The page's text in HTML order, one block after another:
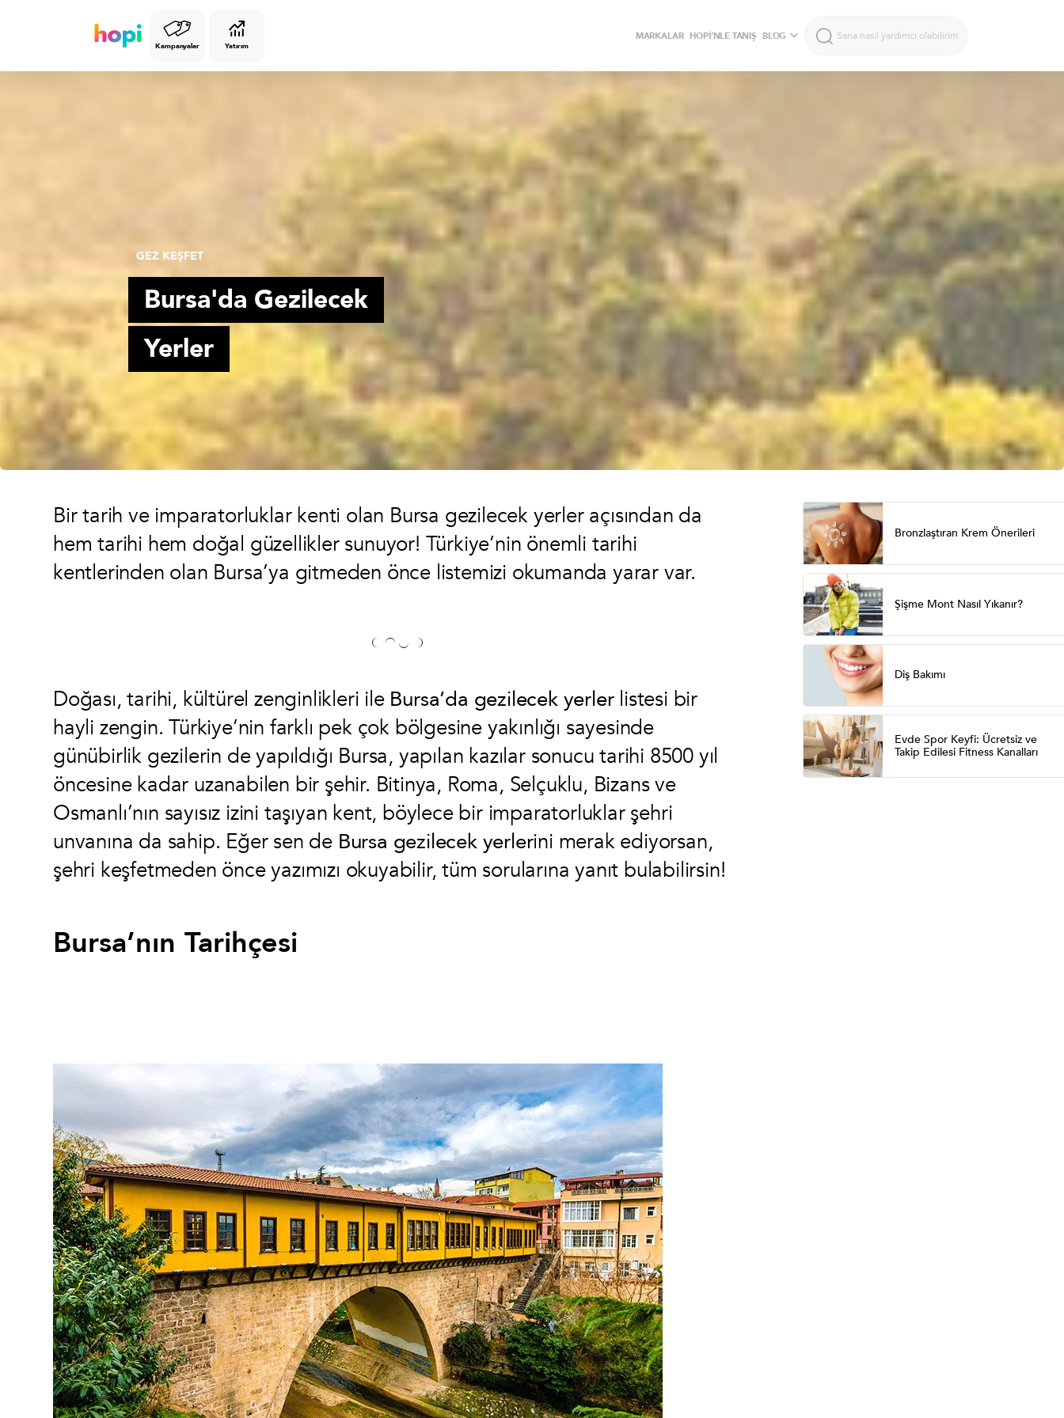
Kampanyalar Yatırım
MARKALAR HOPİ’NLE TANIŞ BLOG
GEZ KEŞFET
Bursa'da Gezilecek
Yerler
Bir tarih ve imparatorluklar kenti olan Bursa gezilecek yerler açısından da
hem tarihi hem doğal güzellikler sunuyor! Türkiye’nin önemli tarihi
kentlerinden olan Bursa’ya gitmeden önce listemizi okumanda yarar var.
Doğası, tarihi, kültürel zenginlikleri ile Bursa’da gezilecek yerlerlistesi bir
hayli zengin. Türkiye’nin farklı pek çok bölgesine yakınlığı sayesinde
günübirlik gezilerin de yapıldığı Bursa, yapılan kazılar sonucu tarihi 8500 yıl
öncesine kadar uzanabilen bir şehir. Bitinya, Roma, Selçuklu, Bizans ve
Osmanlı’nın sayısız izini taşıyan kent, böylece bir imparatorluklar şehri
unvanına da sahip. Eğer sen de Bursa gezilecek yerlerini merak ediyorsan,
şehri keşfetmeden önce yazımızı okuyabilir, tüm sorularına yanıt bulabilirsin!
Bursa’nın Tarihçesi
Bronzlaştıran Krem Önerileri
Şişme Mont Nasıl Yıkanır?
Diş Bakımı
Evde Spor Keyfi: Ücretsiz ve
Takip Edilesi Fitness Kanalları